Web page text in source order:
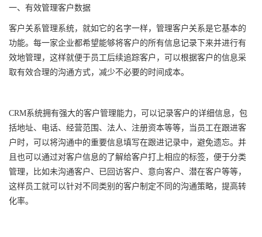
一、有效管理客户数据
客户关系管理系统，就如它的名字一样，管理客户关系是它基本的
功能。每一家企业都希望能够将客户的所有信息记录下来并进行有
效地管理，这样就便于员工后续追踪客户，可以根据客户的信息采
取有效合理的沟通方式，减少不必要的时间成本。
CRM系统拥有强大的客户管理能力，可以记录客户的详细信息，包
括地址、电话、经营范围、法人、注册资本等等，当员工在跟进客
户时，可以将沟通中的重要信息填写在跟进记录中，避免遗忘。并
且也可以通过对客户信息的了解给客户打上相应的标签，便于分类
管理，比如未沟通客户、已回访客户、意向客户、潜在客户等等，
这样员工就可以针对不同类别的客户制定不同的沟通策略，提高转
化率。